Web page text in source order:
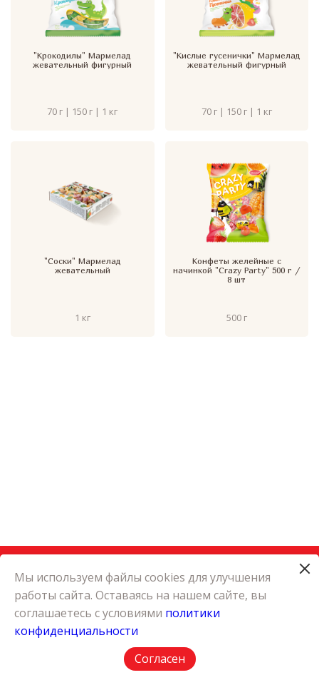
"Крокодилы" Мармелад
жевательный фигурный
70 г | 150 г | 1 кг
"Кислые гусенички" Мармелад
жевательный фигурный
70 г | 150 г | 1 кг
"Соски" Мармелад
жевательный
1 кг
Конфеты желейные с
начинкой "Crazy Party" 500 г /
8 шт
500 г
КАТАЛОГ
КАРЬЕРА
О КОМПАНИИ
ПОЛИТИКА КОНФИДЕНЦИАЛЬНОСТИ
Мы используем файлы cookies для улучшения
работы сайта. Оставаясь на нашем сайте, вы
соглашаетесь с условиями политики
конфиденциальности
Согласен